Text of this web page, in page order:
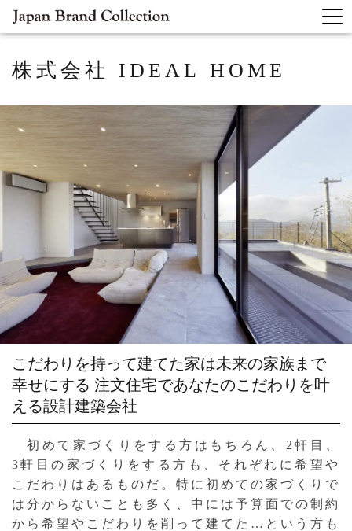
株式会社 IDEAL HOME
こだわりを持って建てた家は未来の家族まで
幸せにする 注文住宅であなたのこだわりを叶
える設計建築会社
初めて家づくりをする方はもちろん、2軒目、
3軒目の家づくりをする方も、それぞれに希望や
こだわりはあるものだ。特に初めての家づくりで
は分からないことも多く、中には予算面での制約
から希望やこだわりを削って建てた…という方も